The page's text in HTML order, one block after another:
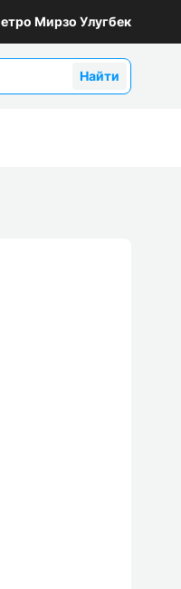
Мирзо Улугбек
Найти